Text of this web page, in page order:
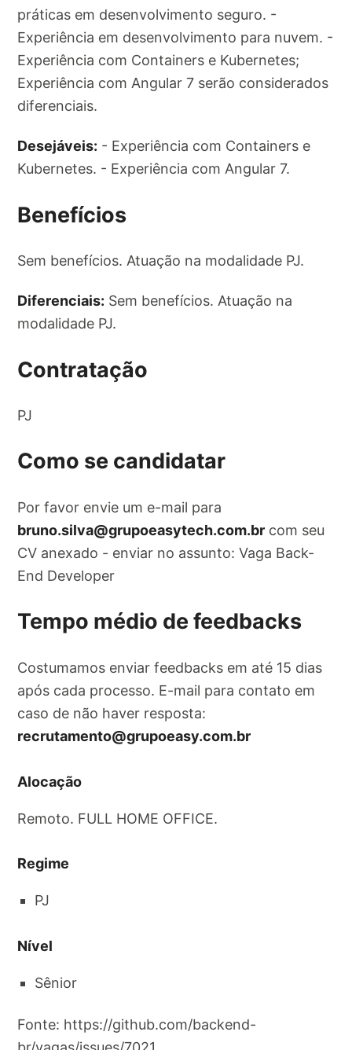
práticas em desenvolvimento seguro. -
Experiência em desenvolvimento para nuvem. -
Experiência com Containers e Kubernetes;
Experiência com Angular 7 serão considerados
diferenciais.
Desejáveis: - Experiência com Containers e
Kubernetes. - Experiência com Angular 7.
Benefícios
Sem benefícios. Atuação na modalidade PJ.
Diferenciais: Sem benefícios. Atuação na
modalidade PJ.
Contratação
PJ
Como se candidatar
Por favor envie um e-mail para
bruno.silva@grupoeasytech.com.br com seu
CV anexado - enviar no assunto: Vaga Back-
End Developer
Tempo médio de feedbacks
Costumamos enviar feedbacks em até 15 dias
após cada processo. E-mail para contato em
caso de não haver resposta:
recrutamento@grupoeasy.com.br
Alocação
Remoto. FULL HOME OFFICE.
Regime
PJ
Nível
Sênior
Fonte: https://github.com/backend-